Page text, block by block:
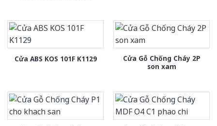
Cửa ABS KOS 101F K1129
Cửa Gỗ Chống Cháy 2P
son xam